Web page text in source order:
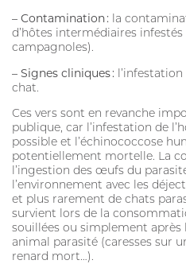
– Contamination : la
d’hôtes intermédiaires
campagnoles).
– Signes cliniques :
chat.
Ces vers sont en revanche
publique, car l’infestation de
possible et l’échinococcose
potentiellement mortelle. La
l’ingestion des œufs du
l’environnement avec les
et plus rarement de chats
survient lors de la
souillées ou simplement
animal parasité (caresses sur
renard mort…).